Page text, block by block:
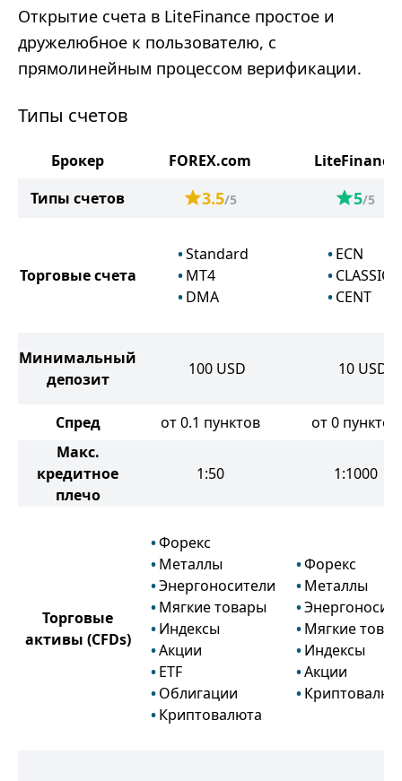
Открытие счета в LiteFinance простое и
дружелюбное к пользователю, с
прямолинейным процессом верификации.
Типы счетов
Брокер FOREX.com
LiteFinance
Типы счетов
3.5/5 5/5
Торговые счета
Standard
MT4
DMA
ECN
CLASSIC
CENT
Минимальный
депозит
100 USD 10 USD
Спред от 0.1 пунктов
от 0 пунктов
Макс.
кредитное
плечо
1:50 1:1000
Торговые
активы (CFDs)
Форекс
Металлы
Энергоносители
Мягкие товары
Индексы
Акции
ETF
Облигации
Криптовалюта
Форекс
Металлы
Мягкие
Индексы
Акции